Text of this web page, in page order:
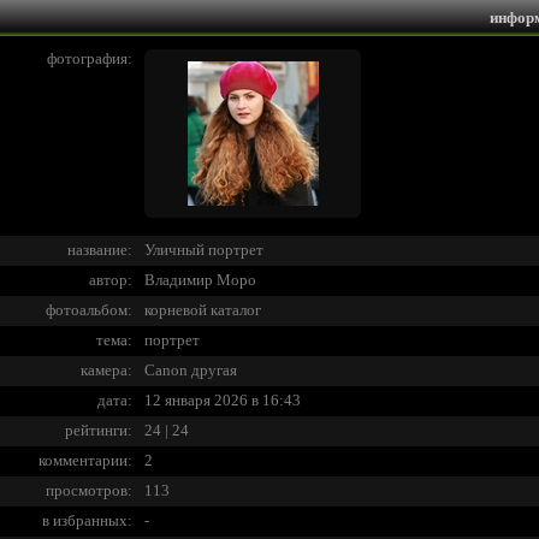
фотография:
название:
Уличный портрет
автор:
Владимир Моро
фотоальбом:
корневой каталог
тема:
портрет
камера:
Canon другая
дата:
12 января 2026 в 16:43
рейтинги:
24 | 24
комментарии:
2
просмотров:
113
в избранных:
-